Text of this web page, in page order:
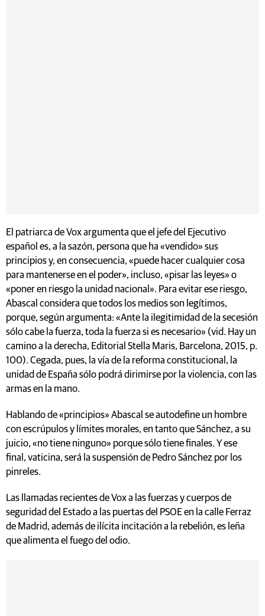
El patriarca de Vox argumenta que el jefe del Ejecutivo
español es, a la sazón, persona que ha «vendido» sus
principios y, en consecuencia, «puede hacer cualquier cosa
para mantenerse en el poder», incluso, «pisar las leyes» o
«poner en riesgo la unidad nacional». Para evitar ese riesgo,
Abascal considera que todos los medios son legítimos,
porque, según argumenta: «Ante la ilegitimidad de la secesión
sólo cabe la fuerza, toda la fuerza si es necesario» (vid. Hay un
camino a la derecha, Editorial Stella Maris, Barcelona, 2015, p.
100). Cegada, pues, la vía de la reforma constitucional, la
unidad de España sólo podrá dirimirse por la violencia, con las
armas en la mano.
Hablando de «principios» Abascal se autodefine un hombre
con escrúpulos y límites morales, en tanto que Sánchez, a su
juicio, «no tiene ninguno» porque sólo tiene finales. Y ese
final, vaticina, será la suspensión de Pedro Sánchez por los
pinreles.
Las llamadas recientes de Vox a las fuerzas y cuerpos de
seguridad del Estado a las puertas del PSOE en la calle Ferraz
de Madrid, además de ilícita incitación a la rebelión, es leña
que alimenta el fuego del odio.